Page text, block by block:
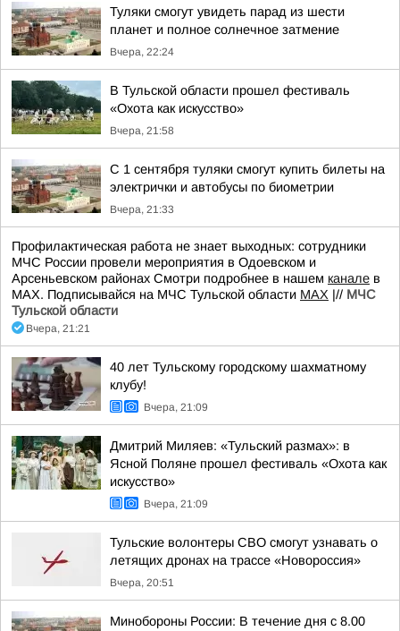
Туляки смогут увидеть парад из шести
планет и полное солнечное затмение
Вчера, 22:24
В Тульской области прошел фестиваль
«Охота как искусство»
Вчера, 21:58
С 1 сентября туляки смогут купить билеты на
электрички и автобусы по биометрии
Вчера, 21:33
Профилактическая работа не знает выходных: сотрудники
МЧС России провели мероприятия в Одоевском и
Арсеньевском районах Смотри подробнее в нашем канале в
МАХ. Подписывайся на МЧС Тульской области MAX |// МЧС
Тульской области
Вчера, 21:21
40 лет Тульскому городскому шахматному
клубу!
Вчера, 21:09
Дмитрий Миляев: «Тульский размах»: в
Ясной Поляне прошел фестиваль «Охота как
искусство»
Вчера, 21:09
Тульские волонтеры СВО смогут узнавать о
летящих дронах на трассе «Новороссия»
Вчера, 20:51
Минобороны России: В течение дня с 8.00